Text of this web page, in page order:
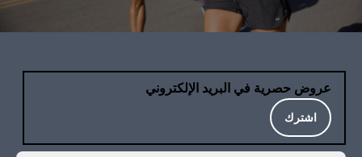
عروض حصرية في البريد الإلكتروني
اشترك